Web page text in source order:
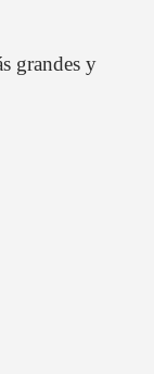
grandes y